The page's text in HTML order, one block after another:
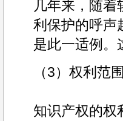
几年来，随
利保护的呼声
是此一适例。
（3）权利范
知识产权的权